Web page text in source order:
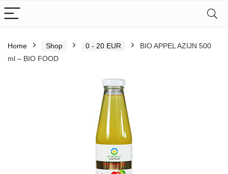
Home Shop 0 - 20 EUR
BIO APPEL AZIJN 500
ml – BIO FOOD